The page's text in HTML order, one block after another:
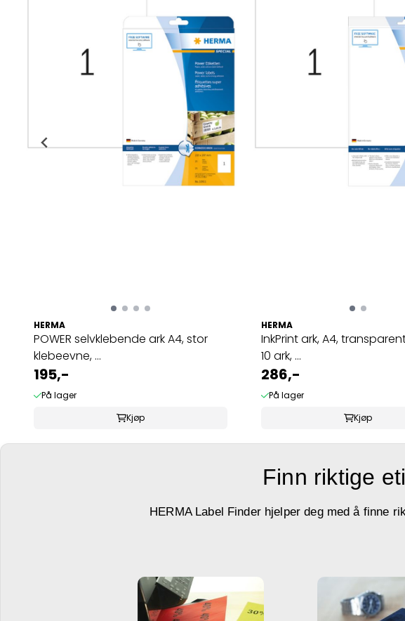
HERMA
POWER selvklebende ark A4, stor
klebeevne, ...
195,-
På lager
Kjøp
HERMA
InkPrint ark, A4,
10 ark, ...
286,-
På lager
Kjøp
Finn riktige
HERMA Label Finder hjelper deg med å finne